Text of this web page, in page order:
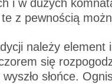
i w dużych
te z pewnością
należy element
się
słońce.